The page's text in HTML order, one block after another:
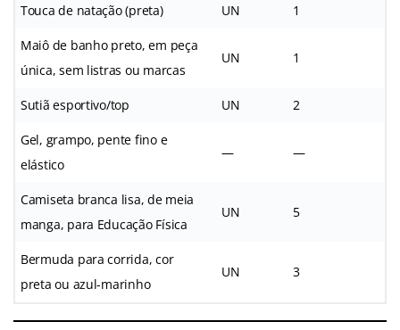
Touca de natação (preta) UN 1
Maiô de banho preto, em peça
única, sem listras ou marcas
UN 1
Sutiã esportivo/top UN 2
Gel, grampo, pente fino e
elástico
— —
Camiseta branca lisa, de meia
manga, para Educação Física
UN 5
Bermuda para corrida, cor
preta ou azul-marinho
UN 3